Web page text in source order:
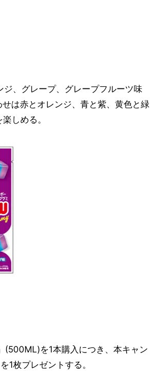
ジ、グレープ、グレープフルーツ味
は赤とオレンジ、青と紫、黄色と緑
しめる。
(500ML)を1本購入につき、本キャン
1枚プレゼントする。